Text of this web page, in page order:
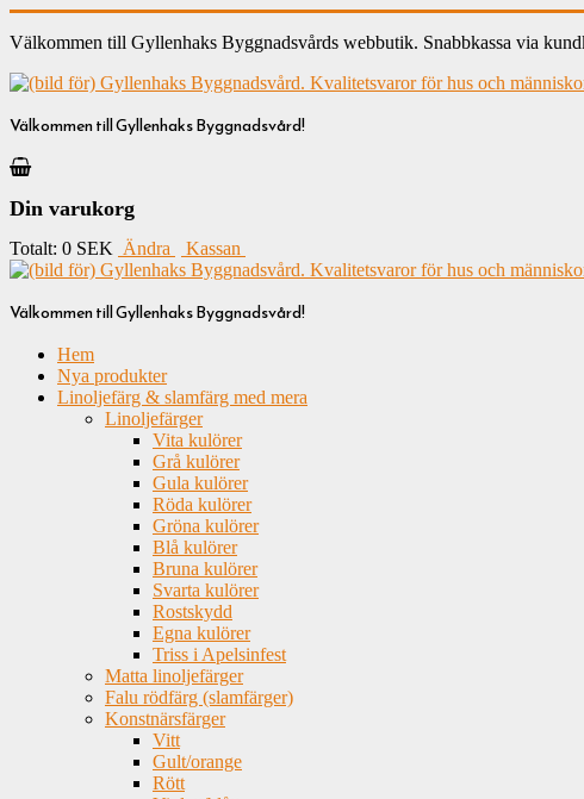
Välkommen till Gyllenhaks Byggnadsvårds webbutik. Snabbkassa via
Välkommen till Gyllenhaks Byggnadsvård!
Din varukorg
Totalt: 0 SEK Ändra Kassan
Välkommen till Gyllenhaks Byggnadsvård!
Hem
Nya produkter
Linoljefärg & slamfärg med mera
Linoljefärger
Vita kulörer
Grå kulörer
Gula kulörer
Röda kulörer
Gröna kulörer
Blå kulörer
Bruna kulörer
Svarta kulörer
Rostskydd
Egna kulörer
Triss i Apelsinfest
Matta linoljefärger
Falu rödfärg (slamfärger)
Konstnärsfärger
Vitt
Gult/orange
Rött